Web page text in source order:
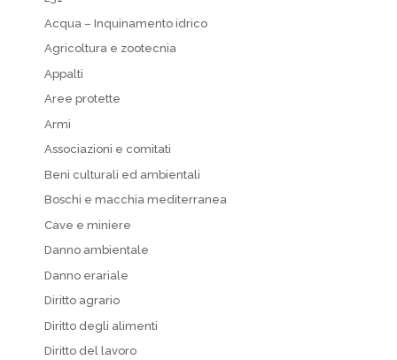
Acqua – Inquinamento idrico
Agricoltura e zootecnia
Appalti
Aree protette
Armi
Associazioni e comitati
Beni culturali ed ambientali
Boschi e macchia mediterranea
Cave e miniere
Danno ambientale
Danno erariale
Diritto agrario
Diritto degli alimenti
Diritto del lavoro